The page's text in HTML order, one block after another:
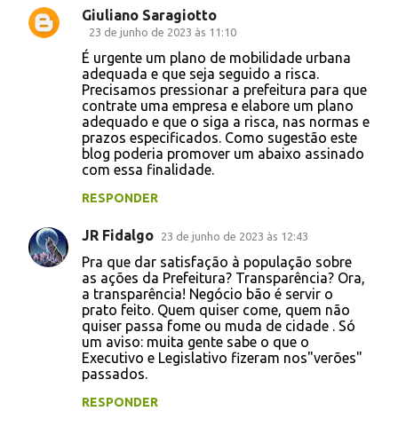
C
o
Giuliano Saragiotto
23 de junho de 2023 às 11:10
É urgente um plano de mobilidade urbana
adequada e que seja seguido a risca.
Precisamos pressionar a prefeitura para que
contrate uma empresa e elabore um plano
adequado e que o siga a risca, nas normas e
prazos especificados. Como sugestão este
blog poderia promover um abaixo assinado
com essa finalidade.
RESPONDER
JR Fidalgo 23 de junho de 2023 às 12:43
Pra que dar satisfação à população sobre
as ações da Prefeitura? Transparência? Ora,
a transparência! Negócio bão é servir o
prato feito. Quem quiser come, quem não
quiser passa fome ou muda de cidade . Só
um aviso: muita gente sabe o que o
Executivo e Legislativo fizeram nos"verões"
passados.
RESPONDER